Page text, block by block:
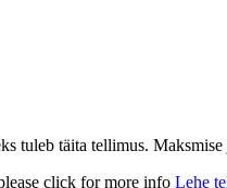
tuleb täita tellimus.
click for more info Lehe